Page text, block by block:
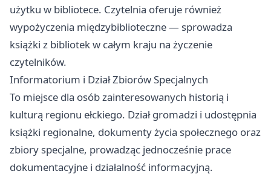
użytku w bibliotece. Czytelnia oferuje również
wypożyczenia międzybiblioteczne — sprowadza
książki z bibliotek w całym kraju na życzenie
czytelników.
Informatorium i Dział Zbiorów Specjalnych
To miejsce dla osób zainteresowanych historią i
kulturą regionu ełckiego. Dział gromadzi i udostępnia
książki regionalne, dokumenty życia społecznego oraz
zbiory specjalne, prowadząc jednocześnie prace
dokumentacyjne i działalność informacyjną.